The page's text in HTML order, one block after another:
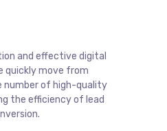
and effective digital
quickly move from
number of high-quality
the efficiency of lead